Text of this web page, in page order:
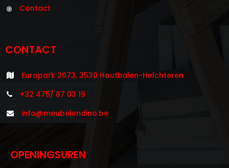
Contact
CONTACT
Europark 2073, 3530 Houthalen-Helchteren
+32 475/ 87 03 19
info@meubelendino.be
OPENINGSUREN